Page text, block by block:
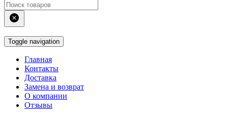
Toggle navigation
Главная
Контакты
Доставка
Замена и возврат
О компании
Отзывы